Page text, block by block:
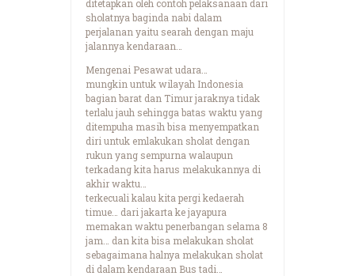
ditetapkan oleh contoh pelaksanaan dari
sholatnya baginda nabi dalam
perjalanan yaitu searah dengan maju
jalannya kendaraan…
Mengenai Pesawat udara…
mungkin untuk wilayah Indonesia
bagian barat dan Timur jaraknya tidak
terlalu jauh sehingga batas waktu yang
ditempuha masih bisa menyempatkan
diri untuk emlakukan sholat dengan
rukun yang sempurna walaupun
terkadang kita harus melakukannya di
akhir waktu…
terkecuali kalau kita pergi kedaerah
timue… dari jakarta ke jayapura
memakan waktu penerbangan selama 8
jam… dan kita bisa melakukan sholat
sebagaimana halnya melakukan sholat
di dalam kendaraan Bus tadi…